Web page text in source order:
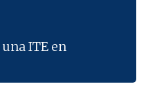
ITE en